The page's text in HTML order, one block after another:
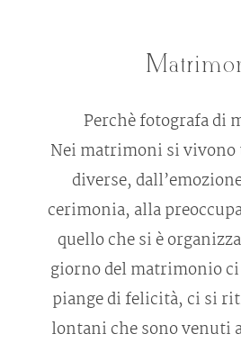
Servizi
Info
Contatti
Perchè fotografa di
Nei matrimoni si vivono
diverse,
cerimonia, alla
quello che si è
giorno del matrimonio
piange di felicità, ci si
lontani che sono venuti